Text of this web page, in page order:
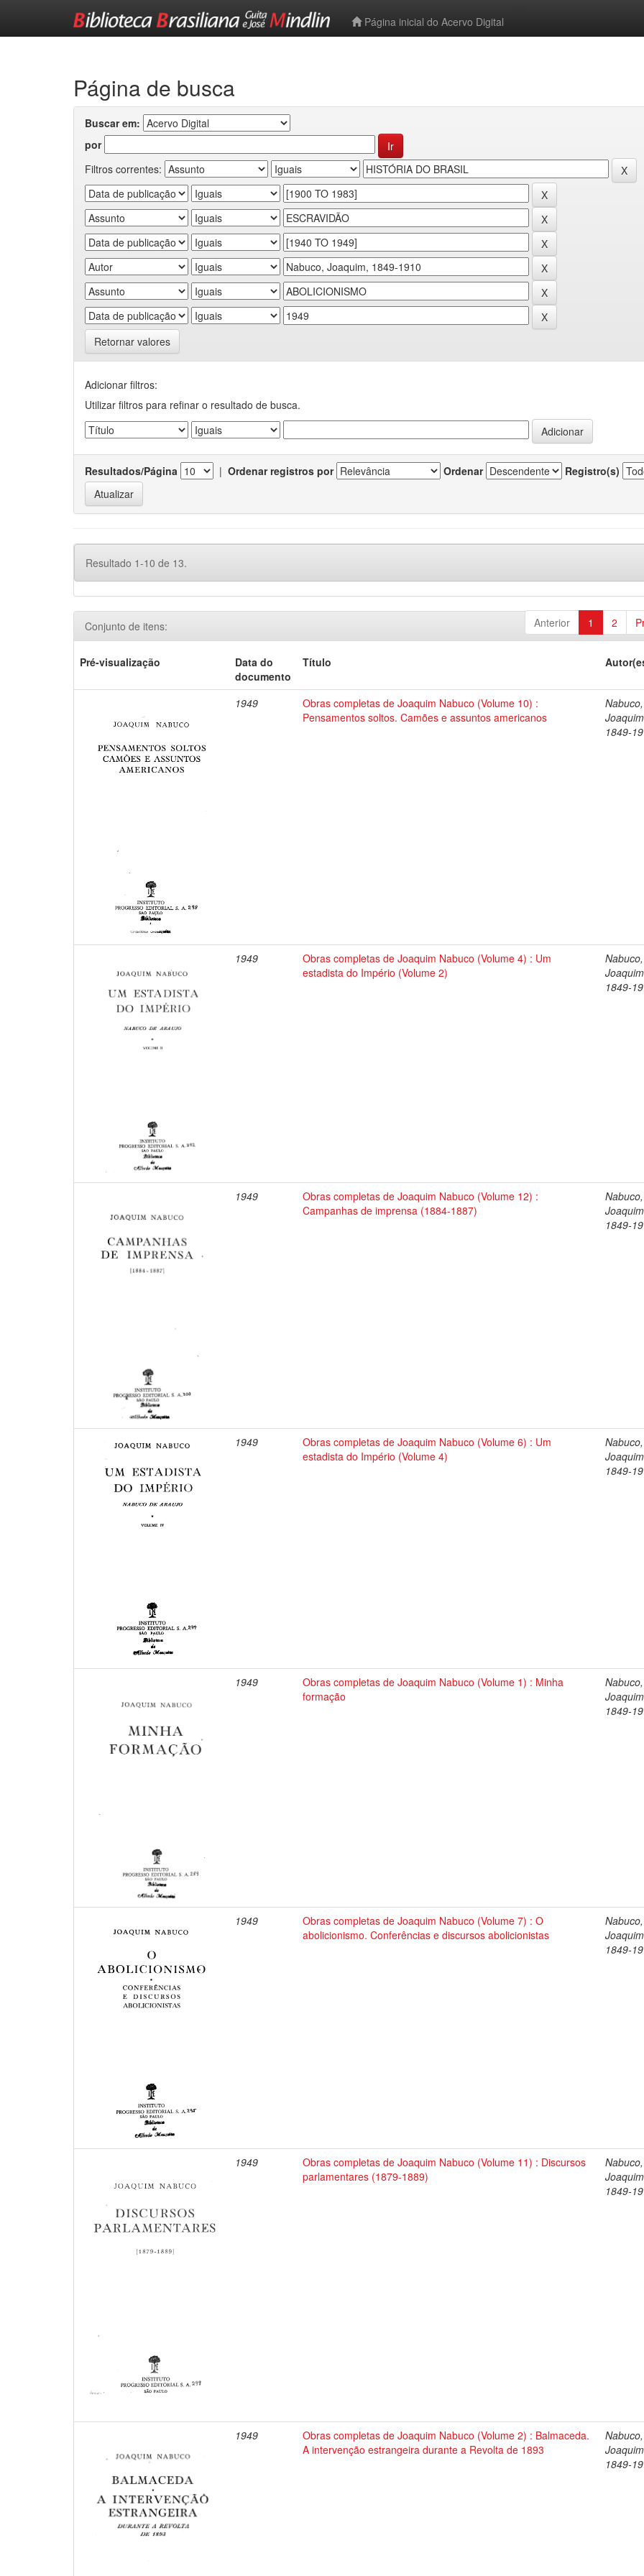
Página inicial do Acervo Digital
Página de busca
Buscar em:
por
Filtros correntes:
Retornar valores
Adicionar filtros:
Utilizar filtros para refinar o resultado de busca.
Resultados/Página | Ordenar registros por Ordenar Registro(s)
Resultado 1-10 de 13.
Anterior 1 2
Conjunto de itens:
Pré-visualização
Data do
documento
Título
1949
Obras completas de Joaquim Nabuco (Volume 10) :
Pensamentos soltos. Camões e assuntos americanos
Nabuco,
1849-
1949
Obras completas de Joaquim Nabuco (Volume 4) : Um
estadista do Império (Volume 2)
Nabuco,
1849-
1949
Obras completas de Joaquim Nabuco (Volume 12) :
Campanhas de imprensa (1884-1887)
Nabuco,
1849-
1949
Obras completas de Joaquim Nabuco (Volume 6) : Um
estadista do Império (Volume 4)
Nabuco,
1849-
1949
Obras completas de Joaquim Nabuco (Volume 1) : Minha
formação
Nabuco,
1849-
1949
Obras completas de Joaquim Nabuco (Volume 7) : O
abolicionismo. Conferências e discursos abolicionistas
Nabuco,
1849-
1949
Obras completas de Joaquim Nabuco (Volume 11) : Discursos
parlamentares (1879-1889)
Nabuco,
1849-
1949
Obras completas de Joaquim Nabuco (Volume 2) : Balmaceda.
A intervenção estrangeira durante a Revolta de 1893
Nabuco,
1849-